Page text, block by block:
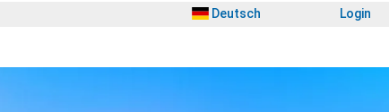
Deutsch Login